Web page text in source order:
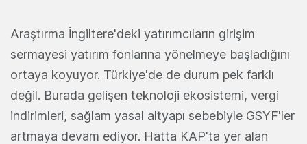
Araştırma İngiltere'deki yatırımcıların girişim
sermayesi yatırım fonlarına yönelmeye başladığını
ortaya koyuyor. Türkiye'de de durum pek farklı
değil. Burada gelişen teknoloji ekosistemi, vergi
indirimleri, sağlam yasal altyapı sebebiyle GSYF'ler
artmaya devam ediyor. Hatta KAP'ta yer alan